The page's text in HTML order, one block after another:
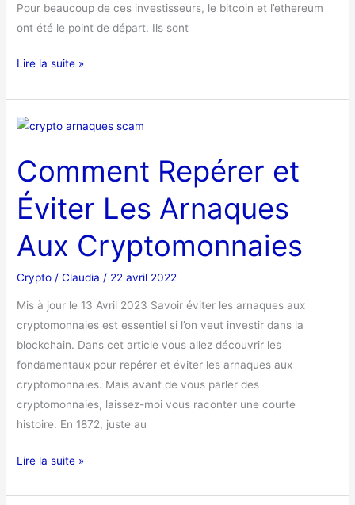
Pour beaucoup de ces investisseurs, le bitcoin et l’ethereum
ont été le point de départ. Ils sont
Lire la suite »
Comment Repérer et
Éviter Les Arnaques
Aux Cryptomonnaies
Crypto /Claudia / 22 avril 2022
Mis à jour le 13 Avril 2023 Savoir éviter les arnaques aux
cryptomonnaies est essentiel si l’on veut investir dans la
blockchain. Dans cet article vous allez découvrir les
fondamentaux pour repérer et éviter les arnaques aux
cryptomonnaies. Mais avant de vous parler des
cryptomonnaies, laissez-moi vous raconter une courte
histoire. En 1872, juste au
Comment
et
Éviter
Les
Arnaques
Aux
Lire la suite »